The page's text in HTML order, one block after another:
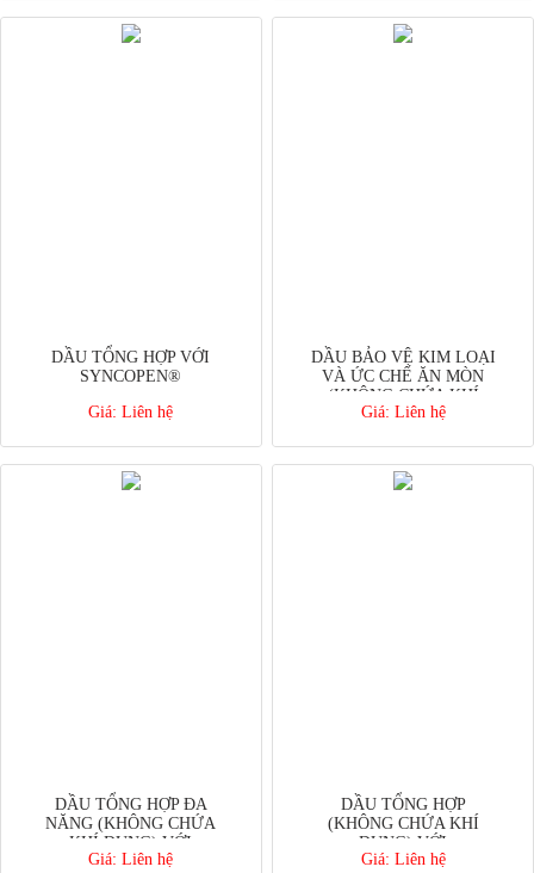
DẦU TỔNG HỢP VỚI
SYNCOPEN®
Giá: Liên hệ
DẦU BẢO VỆ KIM LOẠI
VÀ ỨC CHẾ ĂN MÒN
(KHÔNG CHỨA KHÍ
DUNG)
Giá: Liên hệ
DẦU TỔNG HỢP ĐA
NĂNG (KHÔNG CHỨA
KHÍ DUNG) VỚI
SYNCOPEN®
Giá: Liên hệ
DẦU TỔNG HỢP
(KHÔNG CHỨA KHÍ
DUNG) VỚI
SYNCOLON®
Giá: Liên hệ